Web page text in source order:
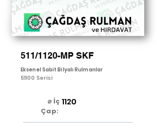
511/1120-MP SKF
Eksenel Sabit Bilyalı Rulmanlar
51100 Serisi
⌀ İç
Çap:
1120